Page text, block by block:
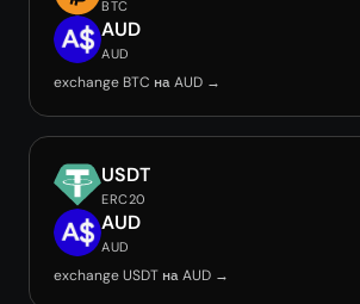
BTC
AUD
AUD
exchange BTC на AUD →
USDT
ERC20
AUD
AUD
exchange USDT на AUD →